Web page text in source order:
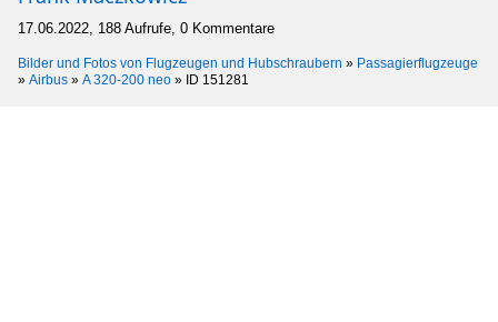
17.06.2022, 188 Aufrufe, 0 Kommentare
Bilder und Fotos von Flugzeugen und Hubschraubern » Passagierflugzeuge
» Airbus » A 320-200 neo » ID 151281